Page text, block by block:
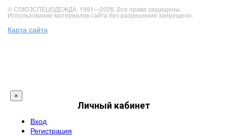
© СОЮЗСПЕЦОДЕЖДА, 1991—2026. Все права защищены.
Использование материалов сайта без разрешения запрещено.
Карта сайта
×
Личный кабинет
Вход
Регистрация